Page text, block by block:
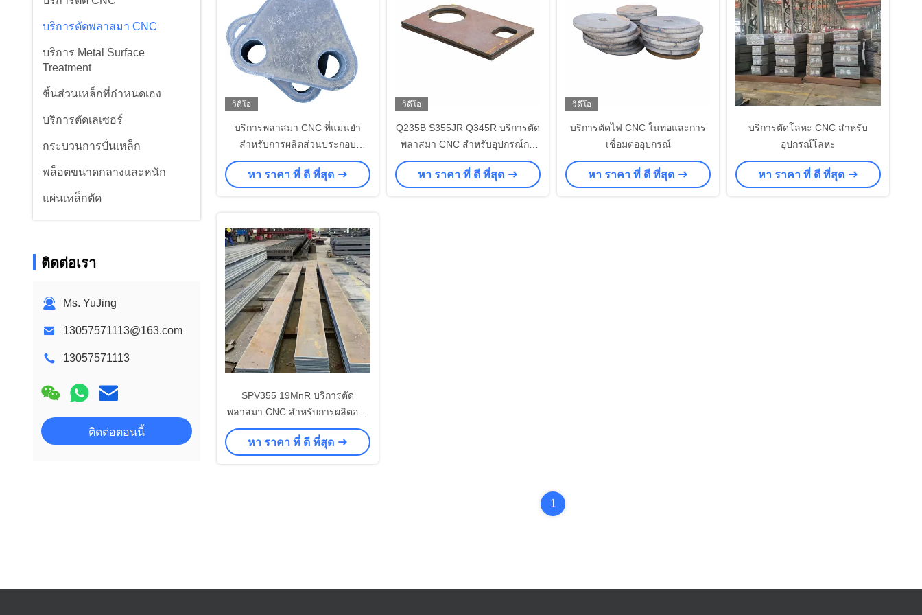
บริการตัดพลาสมา CNC
บริการ Metal Surface
Treatment
ชิ้นส่วนเหล็กที่กำหนดเอง
บริการตัดเลเซอร์
กระบวนการปั่นเหล็ก
พล็อตขนาดกลางและหนัก
แผ่นเหล็กตัด
ติดต่อเรา
Ms. YuJing
13057571113@163.com
13057571113
ติดต่อตอนนี้
วิดีโอ
บริการพลาสมา CNC ที่แม่นยํา
สําหรับการผลิตส่วนประกอบ
เครื่องจักรกลที่กําหนดเอง
หา ราคา ที่ ดี ที่สุด
วิดีโอ
Q235B S355JR Q345R บริการตัด
พลาสมา CNC สําหรับอุปกรณ์กด
น้ํา
หา ราคา ที่ ดี ที่สุด
วิดีโอ
บริการตัดไฟ CNC ในท่อและการ
เชื่อมต่ออุปกรณ์
หา ราคา ที่ ดี ที่สุด
บริการตัดโลหะ CNC สําหรับ
อุปกรณ์โลหะ
หา ราคา ที่ ดี ที่สุด
SPV355 19MnR บริการตัด
พลาสมา CNC สําหรับการผลิตองค์
ประกอบเครื่องกล
หา ราคา ที่ ดี ที่สุด
1